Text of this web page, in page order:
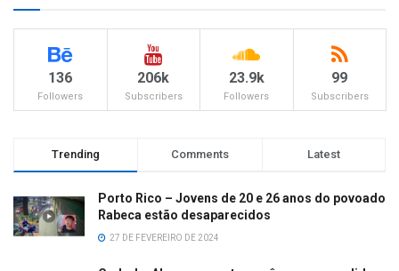
136
Followers
206k
Subscribers
23.9k
Followers
99
Subscribers
Trending Comments Latest
Porto Rico – Jovens de 20 e 26 anos do povoado
Rabeca estão desaparecidos
27 DE FEVEREIRO DE 2024